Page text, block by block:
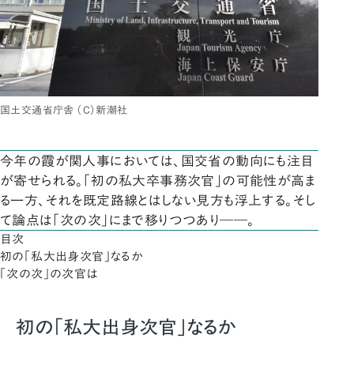
国土交通省庁舎 （C）新潮社
今年の霞が関人事においては、国交省の動向にも注目
が寄せられる。「初の私大卒事務次官」の可能性が高ま
る一方、それを既定路線とはしない見方も浮上する。そし
て論点は「次の次」にまで移りつつあり――。
目次
初の「私大出身次官」なるか
「次の次」の次官は
初の「私大出身次官」なるか